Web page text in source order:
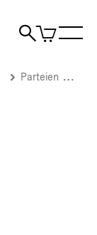
Suche
Artikel
im
Parteien